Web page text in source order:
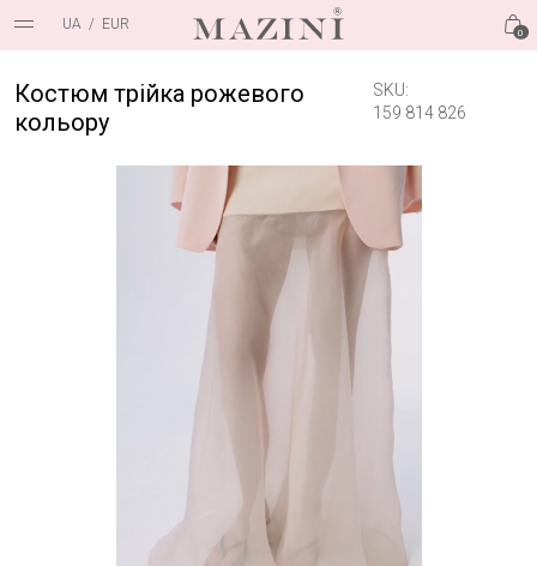
UA / EUR 0
Костюм трійка рожевого
кольору
SKU:
159 814 826